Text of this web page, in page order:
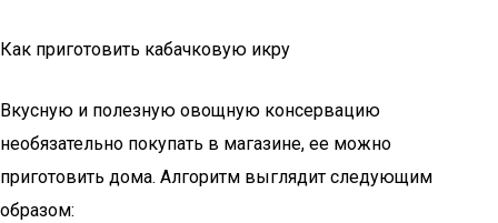
Как приготовить кабачковую икру
Вкусную и полезную овощную консервацию
необязательно покупать в магазине, ее можно
приготовить дома. Алгоритм выглядит следующим
образом: